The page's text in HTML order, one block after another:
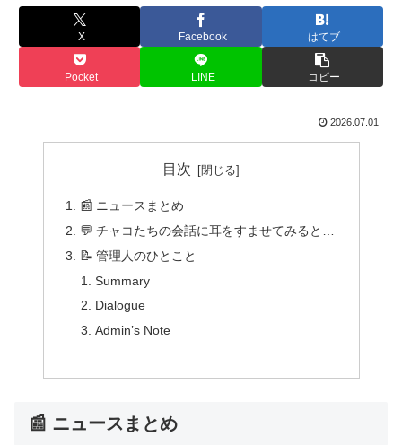
X Facebook はてブ
Pocket LINE コピー
2026.07.01
目次
📰 ニュースまとめ
💬 チャコたちの会話に耳をすませてみると…
📝 管理人のひとこと
Summary
Dialogue
Admin’s Note
📰 ニュースまとめ